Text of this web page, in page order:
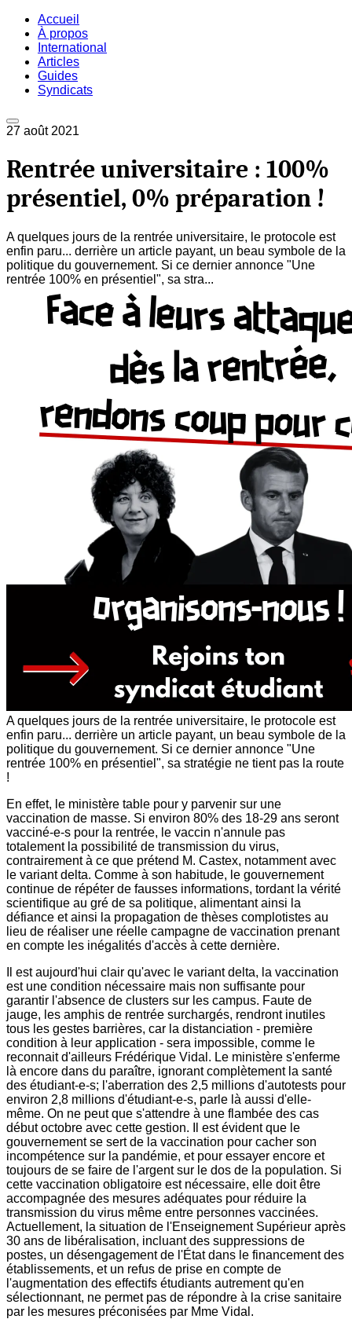
Accueil
À propos
International
Articles
Guides
Syndicats
27 août 2021
Rentrée universitaire : 100%
présentiel, 0% préparation !
A quelques jours de la rentrée universitaire, le protocole est
enfin paru... derrière un article payant, un beau symbole de la
politique du gouvernement. Si ce dernier annonce "Une
rentrée 100% en présentiel", sa stra...
A quelques jours de la rentrée universitaire, le protocole est
enfin paru... derrière un article payant, un beau symbole de la
politique du gouvernement. Si ce dernier annonce "Une
rentrée 100% en présentiel", sa stratégie ne tient pas la route
!
En effet, le ministère table pour y parvenir sur une
vaccination de masse. Si environ 80% des 18-29 ans seront
vacciné-e-s pour la rentrée, le vaccin n'annule pas
totalement la possibilité de transmission du virus,
contrairement à ce que prétend M. Castex, notamment avec
le variant delta. Comme à son habitude, le gouvernement
continue de répéter de fausses informations, tordant la vérité
scientifique au gré de sa politique, alimentant ainsi la
défiance et ainsi la propagation de thèses complotistes au
lieu de réaliser une réelle campagne de vaccination prenant
en compte les inégalités d'accès à cette dernière.
Il est aujourd'hui clair qu'avec le variant delta, la vaccination
est une condition nécessaire mais non suffisante pour
garantir l'absence de clusters sur les campus. Faute de
jauge, les amphis de rentrée surchargés, rendront inutiles
tous les gestes barrières, car la distanciation - première
condition à leur application - sera impossible, comme le
reconnait d'ailleurs Frédérique Vidal. Le ministère s'enferme
là encore dans du paraître, ignorant complètement la santé
des étudiant-e-s; l'aberration des 2,5 millions d'autotests pour
environ 2,8 millions d'étudiant-e-s, parle là aussi d'elle-
même. On ne peut que s'attendre à une flambée des cas
début octobre avec cette gestion. Il est évident que le
gouvernement se sert de la vaccination pour cacher son
incompétence sur la pandémie, et pour essayer encore et
toujours de se faire de l'argent sur le dos de la population. Si
cette vaccination obligatoire est nécessaire, elle doit être
accompagnée des mesures adéquates pour réduire la
transmission du virus même entre personnes vaccinées.
Actuellement, la situation de l'Enseignement Supérieur après
30 ans de libéralisation, incluant des suppressions de
postes, un désengagement de l'État dans le financement des
établissements, et un refus de prise en compte de
l'augmentation des effectifs étudiants autrement qu'en
sélectionnant, ne permet pas de répondre à la crise sanitaire
par les mesures préconisées par Mme Vidal.